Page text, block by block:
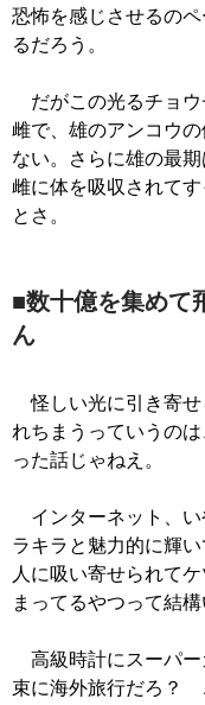
恐怖を感じさせるの
るだろう。
だがこの光るチョウ
雌で、雄のアンコウ
ない。さらに雄の最
雌に体を吸収されて
とさ。
■数十億を集めて
ん
怪しい光に引き寄せ
れちまうっていうの
った話じゃねえ。
インターネット、い
ラキラと魅力的に輝
人に吸い寄せられて
まってるやつって結構
高級時計にスーパー
束に海外旅行だろ？